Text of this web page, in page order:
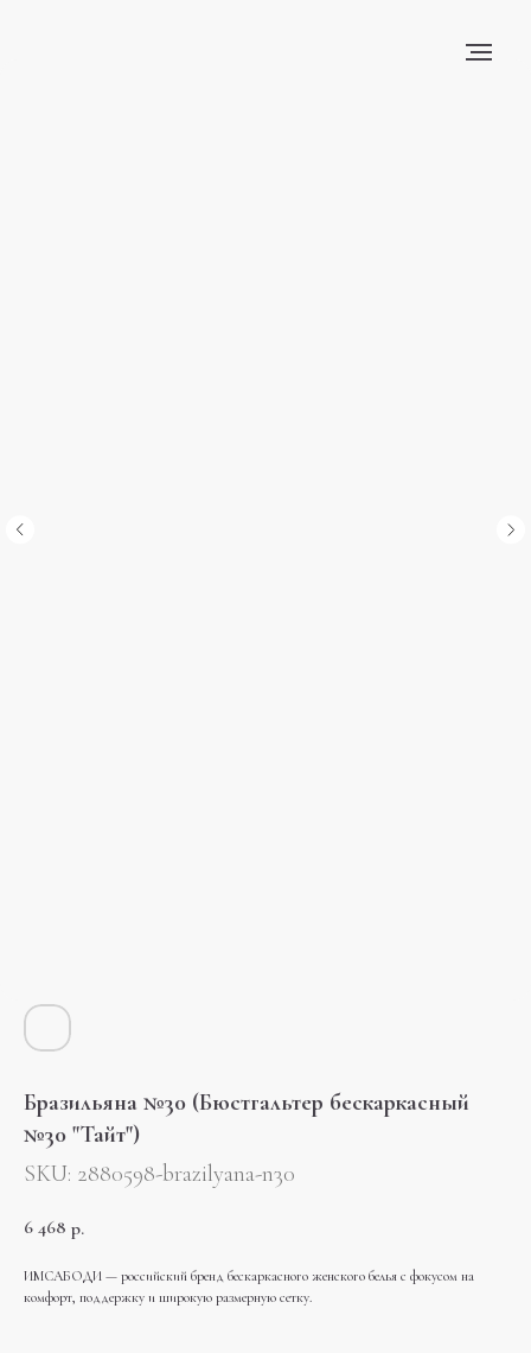
Бразильяна №30 (Бюстгальтер бескаркасный
№30 "Тайт")
SKU: 2880598-brazilyana-n30
6 468 р.
ИМСАБОДИ — российский бренд бескаркасного женского белья с фокусом на
комфорт, поддержку и широкую размерную сетку.